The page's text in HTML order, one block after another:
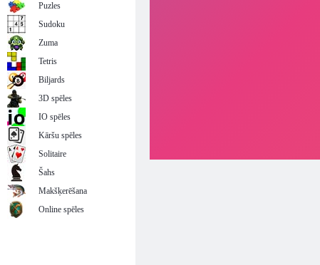
Puzles
Sudoku
Zuma
Tetris
Biljards
3D spēles
IO spēles
Kāršu spēles
Solitaire
Šahs
Makšķerēšana
Online spēles